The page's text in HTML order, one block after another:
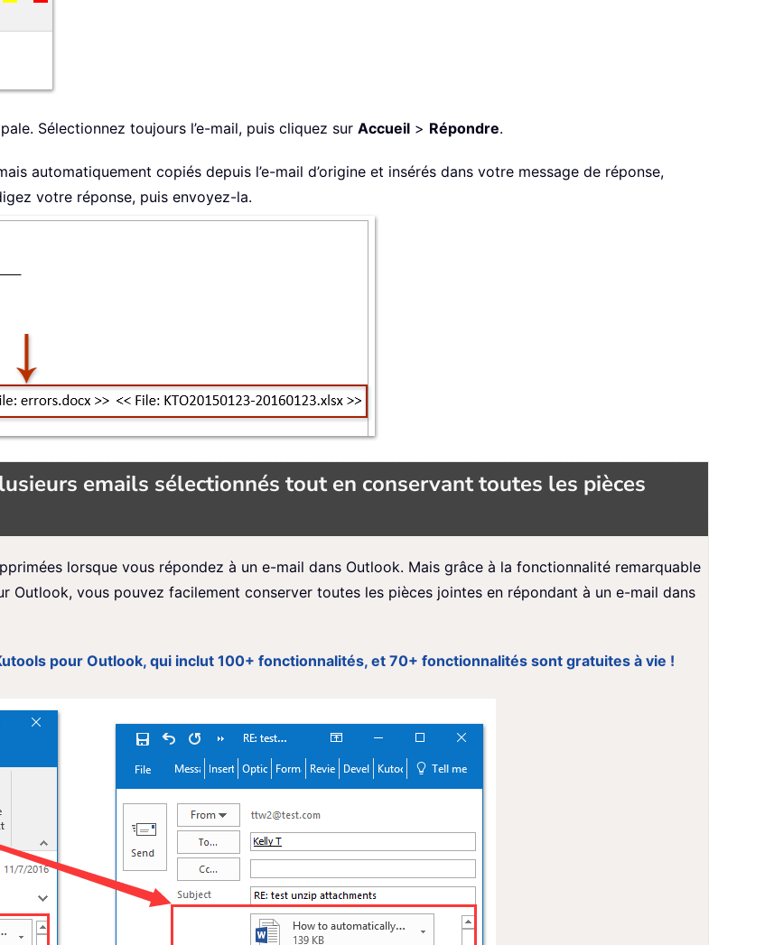
Sélectionnez toujours l’e-mail, puis cliquez sur Accueil > Répondre.
automatiquement copiés depuis l’e-mail d’origine et insérés dans votre message de réponse,
votre réponse, puis envoyez-la.
emails sélectionnés tout en conservant toutes les pièces
lorsque vous répondez à un e-mail dans Outlook. Mais grâce à la fonctionnalité remarquable
Outlook, vous pouvez facilement conserver toutes les pièces jointes en répondant à un e-mail dans
pour Outlook, qui inclut 100+ fonctionnalités, et 70+ fonctionnalités sont gratuites à vie !